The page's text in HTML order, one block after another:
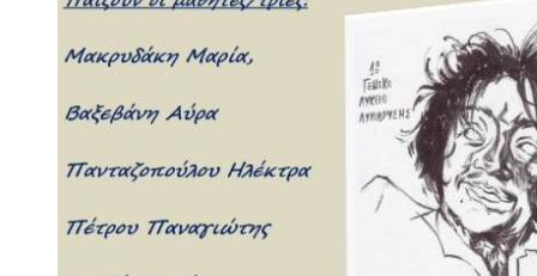
Επιστημονικά Εργαστήρια που διοργανώνει το ΙΒΕ
Λυκείου.Προθεσμία υποβολής αιτήσεων
Ιουνίου 2024. Για περισσότερες πληροφορίες
ιστότοπο http://bio.demokritos.gr/el/
summercamp(εδώ)
Ο Δήμος Λυκόβρυσης – Πεύκης στηρίζει τα παιδιά
τους, υλοποιώντας πρόγραμμα καλοκαιρινής